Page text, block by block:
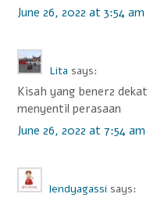
June 26, 2022 at 3:54 am
Lita says:
Kisah yang bener2
menyentil perasaan
June 26, 2022 at 7:54 am
lendyagassi says: